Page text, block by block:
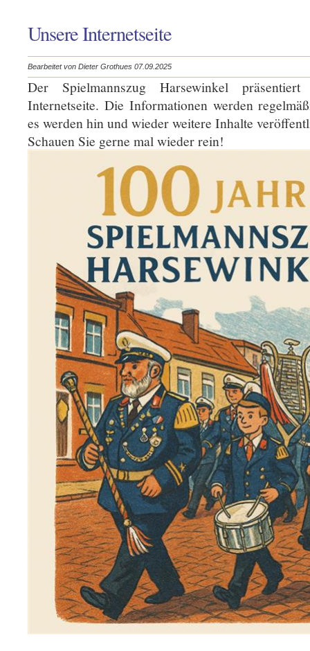
Unsere Internetseite
Bearbeitet von Dieter Grothues 07.09.2025
Der Spielmannszug Harsewinkel
Internetseite. Die Informationen werden
es werden hin und wieder weitere Inhalte
Schauen Sie gerne mal wieder rein!